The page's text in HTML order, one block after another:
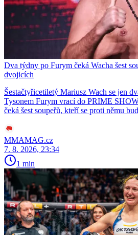
Dva týdny po Furym čeká Wacha šest
dvojicích
Šestačtyřicetiletý Mariusz Wach se jen
Tysonem Furym vrací do PRIME
čeká šest soupeřů, kteří se proti němu
MMAMAG.cz
7. 8. 2026, 23:34
1 min